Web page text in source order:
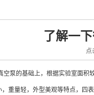
了解一
点
空泵的基础上，根据实验室面积
量轻，外型美观等特点，四表